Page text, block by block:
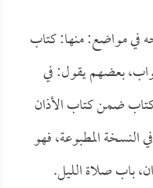
في مواضع: منها: كتاب
بعضهم يقول: في
كتاب ضمن كتاب الأذان
المطبوعة، فهو
باب صلاة الليل.